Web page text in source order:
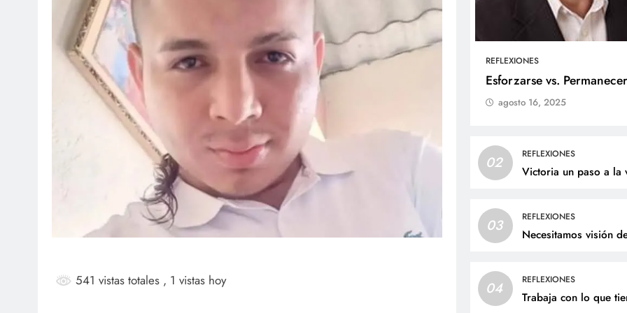
REFLEXIONES
Esforzarse vs. Permanecer
agosto 16, 2025
02 REFLEXIONES
Victoria un paso a la
03 REFLEXIONES
Necesitamos visión
04 REFLEXIONES
Trabaja con lo que
541 vistas totales , 1 vistas hoy
SOCIALES
¡Feliz cumpleaños para doña
Marta Luz López!
agosto 7, 2026
SOCIALES
Jaime Andrés Bejarano Castillo
recibirá el sacramento del
bautismo este domingo
agosto 7, 2026
SOCIALES
Con amor y alegría
agosto 7, 2026